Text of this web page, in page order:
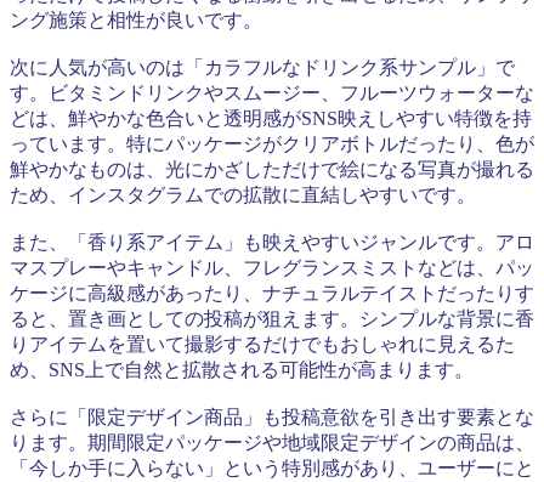
ング施策と相性が良いです。
次に人気が高いのは「カラフルなドリンク系サンプル」で
す。ビタミンドリンクやスムージー、フルーツウォーターな
どは、鮮やかな色合いと透明感がSNS映えしやすい特徴を持
っています。特にパッケージがクリアボトルだったり、色が
鮮やかなものは、光にかざしただけで絵になる写真が撮れる
ため、インスタグラムでの拡散に直結しやすいです。
また、「香り系アイテム」も映えやすいジャンルです。アロ
マスプレーやキャンドル、フレグランスミストなどは、パッ
ケージに高級感があったり、ナチュラルテイストだったりす
ると、置き画としての投稿が狙えます。シンプルな背景に香
りアイテムを置いて撮影するだけでもおしゃれに見えるた
め、SNS上で自然と拡散される可能性が高まります。
さらに「限定デザイン商品」も投稿意欲を引き出す要素とな
ります。期間限定パッケージや地域限定デザインの商品は、
「今しか手に入らない」という特別感があり、ユーザーにと